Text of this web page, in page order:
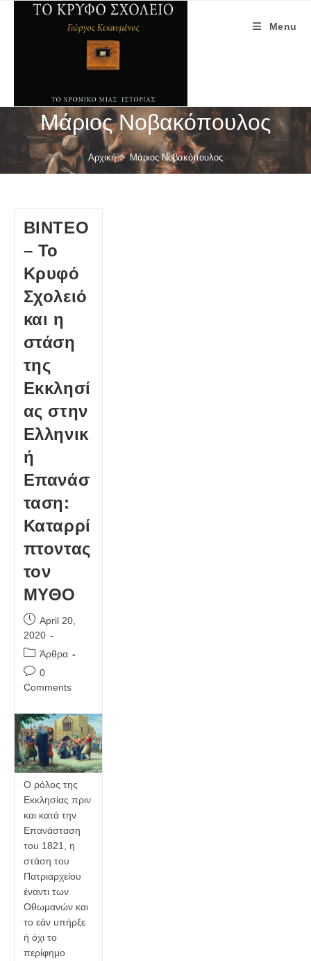
Menu
Μάριος Νοβακόπουλος
Αρχική > Μάριος Νοβακόπουλος
ΒΙΝΤΕΟ
– Το
Κρυφό
Σχολειό
και η
στάση
της
Εκκλησί
ας στην
Ελληνικ
ή
Επανάσ
ταση:
Καταρρί
πτοντας
τον
ΜΥΘΟ
Post
published:
April 20,
2020
Post
category:
Άρθρα
Post
comments:
0
Comments
Ο ρόλος της
Εκκλησίας πριν
και κατά την
Επανάσταση
του 1821, η
στάση του
Πατριαρχείου
έναντι των
Οθωμανών και
το εάν υπήρξε
ή όχι το
περίφημο